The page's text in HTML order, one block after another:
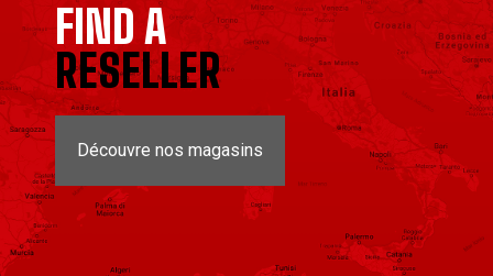
FIND A
RESELLER
Découvre nos magasins